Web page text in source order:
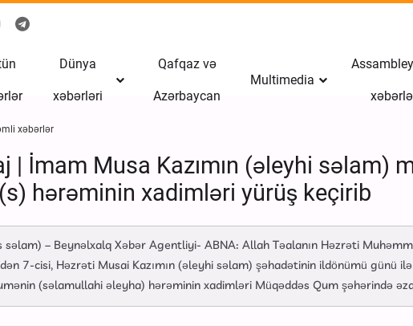
Dünya
xəbərləri
Qafqaz və
Azərbaycan
Multimedia
xəbərlər
| İmam Musa Kazımın (əleyhi səlam)
hərəminin xadimləri yürüş keçirib
– Beynəlxalq Xəbər Agentliyi- ABNA: Allah Təalanın Həzrəti
7-cisi, Həzrəti Musai Kazımın (əleyhi səlam) şəhadətinin ildönümü günü
(səlamullahi əleyha) hərəminin xadimləri Müqəddəs Qum şəhərində